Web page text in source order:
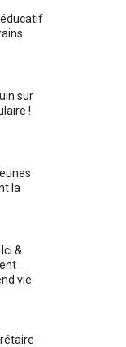
éducatif
sur
!
la
&
vie